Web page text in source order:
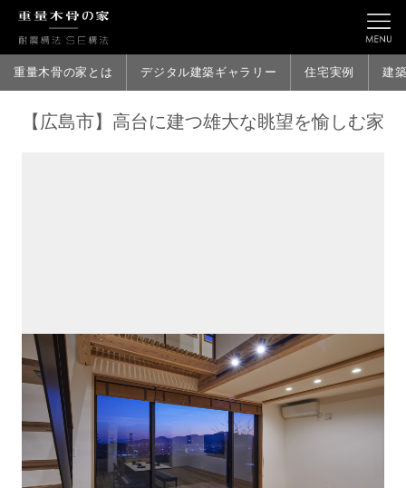
重量木骨の家とは デジタル建築ギャラリー 住宅実例 建
【広島市】高台に建つ雄大な眺望を愉しむ家